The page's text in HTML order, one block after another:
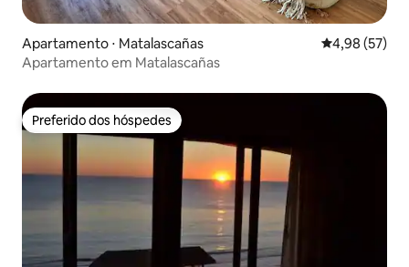
Apartamento ⋅ Matalascañas 4,98 de uma
4,98 (57)
Apartamento em Matalascañas
Preferido dos hóspedes
Preferido dos hóspedes